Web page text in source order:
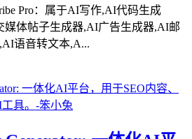
Pro：属于AI写作,AI代码生成
媒体帖子生成器,AI广告生成器,AI邮
语音转文本,A...